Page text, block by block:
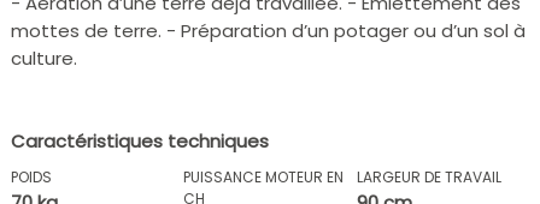
mottes de terre. - Préparation d’un potager ou d’un sol à
culture.
Caractéristiques techniques
POIDS
PUISSANCE MOTEUR EN
CH
LARGEUR DE TRAVAIL